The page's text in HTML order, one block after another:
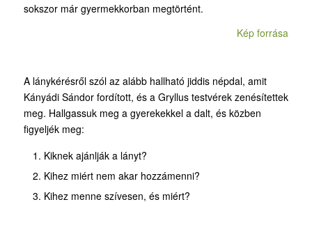
sokszor már gyermekkorban megtörtént.
Kép forrása
A lánykérésről szól az alább hallható jiddis népdal, amit
Kányádi Sándor fordított, és a Gryllus testvérek zenésítettek
meg. Hallgassuk meg a gyerekekkel a dalt, és közben
figyeljék meg:
Kiknek ajánlják a lányt?
Kihez miért nem akar hozzámenni?
Kihez menne szívesen, és miért?